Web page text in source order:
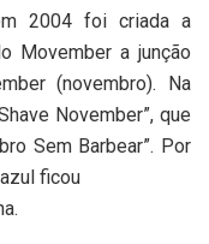
2004 foi criada a
Movember a junção
(novembro). Na
November”, que
Sem Barbear”. Por
ficou